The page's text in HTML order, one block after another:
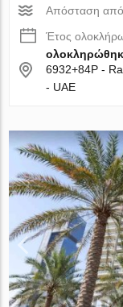
Απόσταση
Έτος
6932+84P -
- UAE